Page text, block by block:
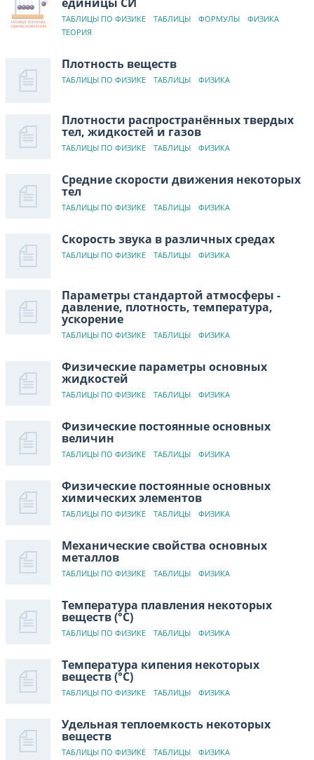
ТАБЛИЦЫ ПО ФИЗИКЕ ТАБЛИЦЫ ФОРМУЛЫ
ФИЗИКА
ТЕОРИЯ
Плотность веществ
ТАБЛИЦЫ ПО ФИЗИКЕ ТАБЛИЦЫ ФИЗИКА
Плотности распространённых твердых
тел, жидкостей и газов
ТАБЛИЦЫ ПО ФИЗИКЕ ТАБЛИЦЫ ФИЗИКА
Средние скорости движения некоторых
тел
ТАБЛИЦЫ ПО ФИЗИКЕ ТАБЛИЦЫ ФИЗИКА
Скорость звука в различных средах
ТАБЛИЦЫ ПО ФИЗИКЕ ТАБЛИЦЫ ФИЗИКА
Параметры стандартой атмосферы -
давление, плотность, температура,
ускорение
ТАБЛИЦЫ ПО ФИЗИКЕ ТАБЛИЦЫ ФИЗИКА
Физические параметры основных
жидкостей
ТАБЛИЦЫ ПО ФИЗИКЕ ТАБЛИЦЫ ФИЗИКА
Физические постоянные основных
величин
ТАБЛИЦЫ ПО ФИЗИКЕ ТАБЛИЦЫ ФИЗИКА
Физические постоянные основных
химических элементов
ТАБЛИЦЫ ПО ФИЗИКЕ ТАБЛИЦЫ ФИЗИКА
Механические свойства основных
металлов
ТАБЛИЦЫ ПО ФИЗИКЕ ТАБЛИЦЫ ФИЗИКА
Температура плавления некоторых
веществ (°C)
ТАБЛИЦЫ ПО ФИЗИКЕ ТАБЛИЦЫ ФИЗИКА
Температура кипения некоторых
веществ (°C)
ТАБЛИЦЫ ПО ФИЗИКЕ ТАБЛИЦЫ ФИЗИКА
Удельная теплоемкость некоторых
веществ
ТАБЛИЦЫ ПО ФИЗИКЕ ТАБЛИЦЫ ФИЗИКА